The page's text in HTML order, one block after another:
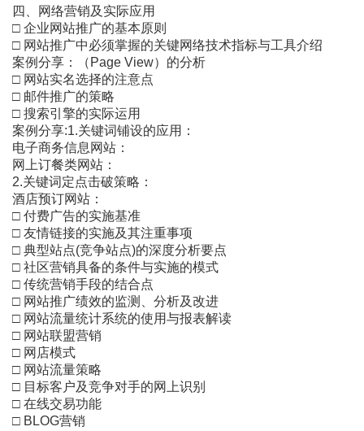
四、网络营销及实际应用
□ 企业网站推广的基本原则
□ 网站推广中必须掌握的关键网络技术指标与工具介绍
案例分享：（Page View）的分析
□ 网站实名选择的注意点
□ 邮件推广的策略
□ 搜索引擎的实际运用
案例分享:1.关键词铺设的应用：
电子商务信息网站：
网上订餐类网站：
2.关键词定点击破策略：
酒店预订网站：
□ 付费广告的实施基准
□ 友情链接的实施及其注重事项
□ 典型站点(竞争站点)的深度分析要点
□ 社区营销具备的条件与实施的模式
□ 传统营销手段的结合点
□ 网站推广绩效的监测、分析及改进
□ 网站流量统计系统的使用与报表解读
□ 网站联盟营销
□ 网店模式
□ 网站流量策略
□ 目标客户及竞争对手的网上识别
□ 在线交易功能
□ BLOG营销